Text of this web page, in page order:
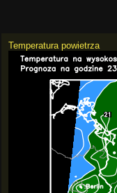
Temperatura powietrza